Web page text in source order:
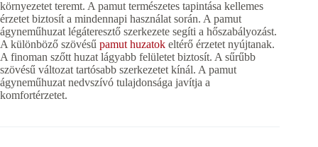
környezetet teremt. A pamut természetes tapintása kellemes
érzetet biztosít a mindennapi használat során. A pamut
ágyneműhuzat légáteresztő szerkezete segíti a hőszabályozást.
A különböző szövésű pamut huzatok eltérő érzetet nyújtanak.
A finoman szőtt huzat lágyabb felületet biztosít. A sűrűbb
szövésű változat tartósabb szerkezetet kínál. A pamut
ágyneműhuzat nedvszívó tulajdonsága javítja a
komfortérzetet.